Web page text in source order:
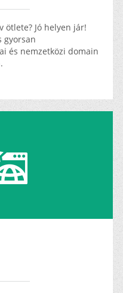
ötlete? Jó helyen jár!
gyorsan
és nemzetközi domain